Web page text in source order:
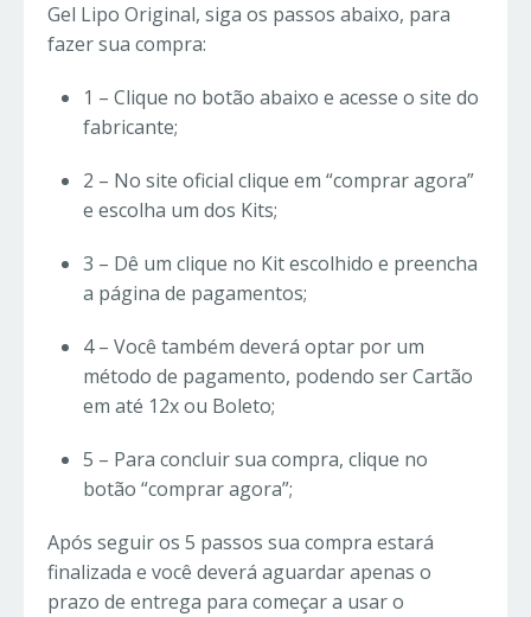
Gel Lipo Original, siga os passos abaixo, para
fazer sua compra:
1 – Clique no botão abaixo e acesse o site do
fabricante;
2 – No site oficial clique em “comprar agora”
e escolha um dos Kits;
3 – Dê um clique no Kit escolhido e preencha
a página de pagamentos;
4 – Você também deverá optar por um
método de pagamento, podendo ser Cartão
em até 12x ou Boleto;
5 – Para concluir sua compra, clique no
botão “comprar agora”;
Após seguir os 5 passos sua compra estará
finalizada e você deverá aguardar apenas o
prazo de entrega para começar a usar o